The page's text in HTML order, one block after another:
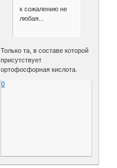
к сожалению не
любая...
Только та, в составе которой
присутствует
ортофосфорная кислота.
0